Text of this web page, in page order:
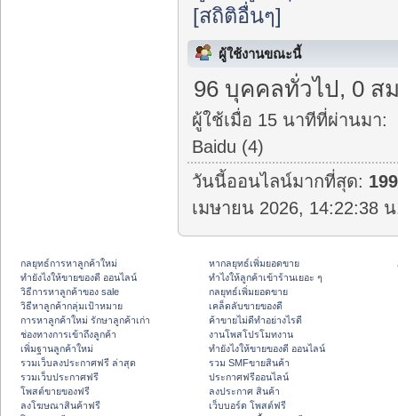
[สถิติอื่นๆ]
ผู้ใช้งานขณะนี้
96 บุคคลทั่วไป, 0 ส
ผู้ใช้เมื่อ 15 นาทีที่ผ่านมา:
Baidu (4)
วันนี้ออนไลน์มากที่สุด: 199
เมษายน 2026, 14:22:38
กลยุทธ์การหาลูกค้าใหม่
ทํายังไงให้ขายของดี ออนไลน์
วิธีการหาลูกค้าของ sale
วิธีหาลูกค้ากลุ่มเป้าหมาย
การหาลูกค้าใหม่ รักษาลูกค้าเก่า
ช่องทางการเข้าถึงลูกค้า
เพิ่มฐานลูกค้าใหม่
รวมเว็บลงประกาศฟรี ล่าสุด
รวมเว็บประกาศฟรี
โพสต์ขายของฟรี
ลงโฆษณาสินค้าฟรี
หากลยุทธ์เพิ่มยอดขาย
ทําไงให้ลูกค้าเข้าร้านเยอะ ๆ
กลยุทธ์เพิ่มยอดขาย
เคล็ดลับขายของดี
ค้าขายไม่ดีทำอย่างไรดี
งานโพสโปรโมทงาน
ทํายังไงให้ขายของดี ออนไลน์
รวม SMFขายสินค้า
ประกาศฟรีออนไลน์
ลงประกาศ สินค้า
เว็บบอร์ด โพสต์ฟรี